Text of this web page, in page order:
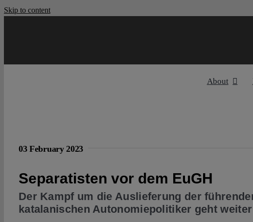
Skip to content
About
03 February 2023
Separatisten vor dem EuGH
Der Kampf um die Auslieferung der
katalanischen Autonomiepolitiker geht weiter